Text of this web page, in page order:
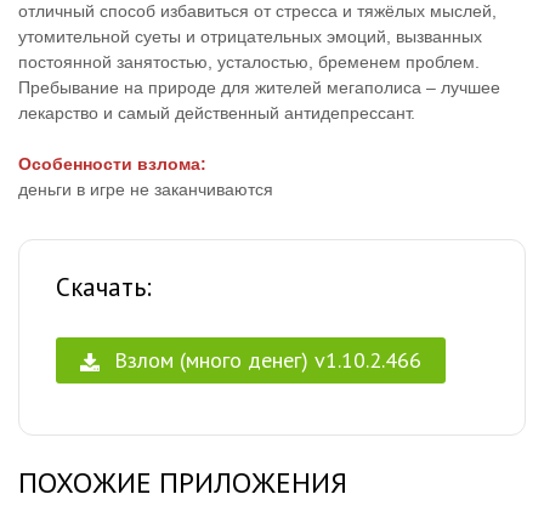
отличный способ избавиться от стресса и тяжёлых мыслей,
утомительной суеты и отрицательных эмоций, вызванных
постоянной занятостью, усталостью, бременем проблем.
Пребывание на природе для жителей мегаполиса – лучшее
лекарство и самый действенный антидепрессант.
Особенности взлома:
деньги в игре не заканчиваются
Скачать:
Взлом (много денег) v1.10.2.466
ПОХОЖИЕ ПРИЛОЖЕНИЯ